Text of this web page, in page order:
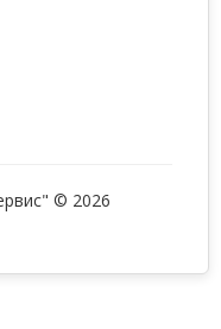
© 2026